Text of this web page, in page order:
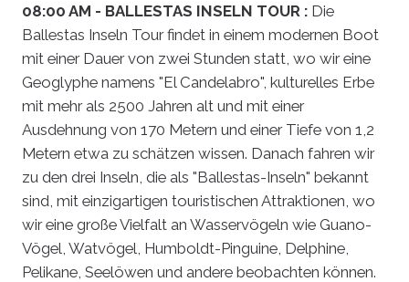
08:00 AM - BALLESTAS INSELN TOUR : Die
Ballestas Inseln Tour findet in einem modernen Boot
mit einer Dauer von zwei Stunden statt, wo wir eine
Geoglyphe namens "El Candelabro", kulturelles Erbe
mit mehr als 2500 Jahren alt und mit einer
Ausdehnung von 170 Metern und einer Tiefe von 1,2
Metern etwa zu schätzen wissen. Danach fahren wir
zu den drei Inseln, die als "Ballestas-Inseln" bekannt
sind, mit einzigartigen touristischen Attraktionen, wo
wir eine große Vielfalt an Wasservögeln wie Guano-
Vögel, Watvögel, Humboldt-Pinguine, Delphine,
Pelikane, Seelöwen und andere beobachten können.